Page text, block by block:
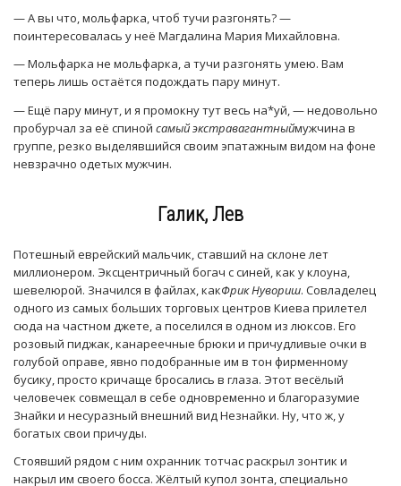
— А вы что, мольфарка, чтоб тучи разгонять? —
поинтересовалась у неё Магдалина Мария Михайловна.
— Мольфарка не мольфарка, а тучи разгонять умею. Вам
теперь лишь остаётся подождать пару минут.
— Ещё пару минут, и я промокну тут весь на*уй, — недовольно
пробурчал за её спиной самый экстравагантныймужчина в
группе, резко выделявшийся своим эпатажным видом на фоне
невзрачно одетых мужчин.
Галик, Лев
Потешный еврейский мальчик, ставший на склоне лет
миллионером. Эксцентричный богач с синей, как у клоуна,
шевелюрой. Значился в файлах, какФрик Нувориш. Совладелец
одного из самых больших торговых центров Киева прилетел
сюда на частном джете, а поселился в одном из люксов. Его
розовый пиджак, канареечные брюки и причудливые очки в
голубой оправе, явно подобранные им в тон фирменному
бусику, просто кричаще бросались в глаза. Этот весёлый
человечек совмещал в себе одновременно и благоразумие
Знайки и несуразный внешний вид Незнайки. Ну, что ж, у
богатых свои причуды.
Стоявший рядом с ним охранник тотчас раскрыл зонтик и
накрыл им своего босса. Жёлтый купол зонта, специально